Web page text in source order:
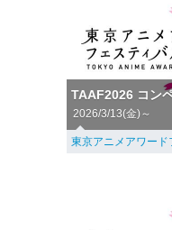
TAAF2026 コン
2026/3/13(金)～
東京アニメアワー